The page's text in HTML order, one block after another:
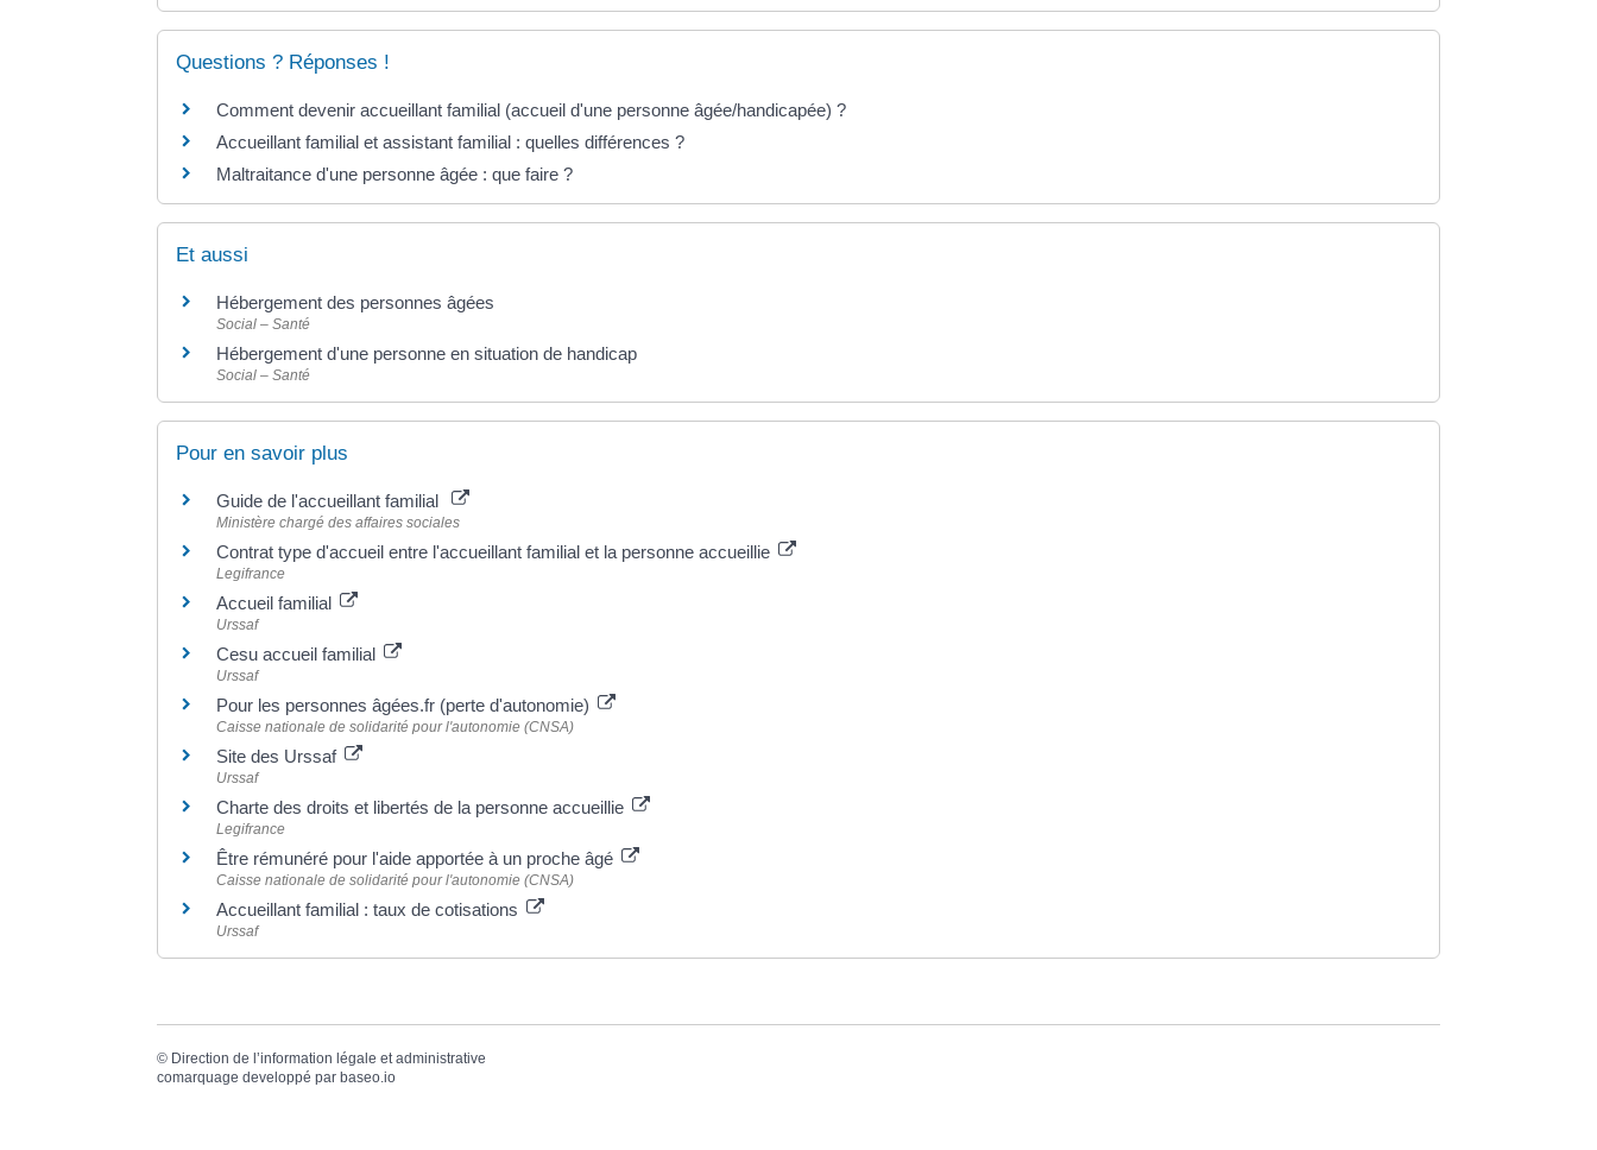
Questions ? Réponses !
Comment devenir accueillant familial (accueil d'une personne âgée/handicapée) ?
Accueillant familial et assistant familial : quelles différences ?
Maltraitance d'une personne âgée : que faire ?
Et aussi
Hébergement des personnes âgées
Social – Santé
Hébergement d'une personne en situation de handicap
Social – Santé
Pour en savoir plus
Guide de l'accueillant familial
Ministère chargé des affaires sociales
Contrat type d'accueil entre l'accueillant familial et la personne accueillie
Legifrance
Accueil familial
Urssaf
Cesu accueil familial
Urssaf
Pour les personnes âgées.fr (perte d'autonomie)
Caisse nationale de solidarité pour l'autonomie (CNSA)
Site des Urssaf
Urssaf
Charte des droits et libertés de la personne accueillie
Legifrance
Être rémunéré pour l'aide apportée à un proche âgé
Caisse nationale de solidarité pour l'autonomie (CNSA)
Accueillant familial : taux de cotisations
Urssaf
© Direction de l’information légale et administrative
comarquage developpé par baseo.io